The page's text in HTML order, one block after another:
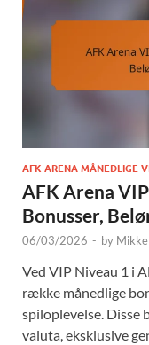
AFK ARENA MÅNEDLIGE
AFK Arena
Bonusser,
06/03/2026 - by
Ved VIP Niveau 1 i
række månedlige
spiloplevelse. Disse
valuta, eksklusive